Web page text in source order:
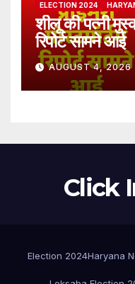
ELECTION 2024
शीलू की पत्नी
रिपोर्ट सामने आई
AUGUST 4, 2026
Click
Election 2024Haryana